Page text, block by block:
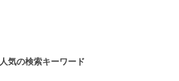
人気の検索キーワード